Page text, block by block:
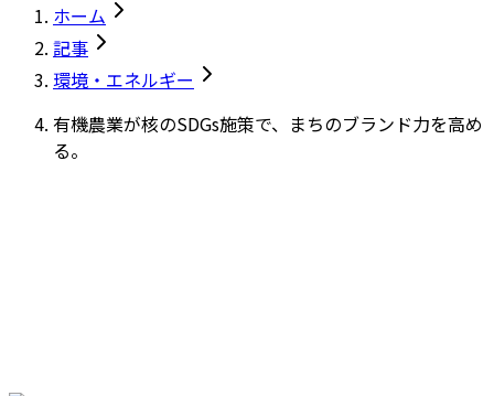
ホーム
記事
環境・エネルギー
有機農業が核のSDGs施策で、まちのブランド力を高め
る。